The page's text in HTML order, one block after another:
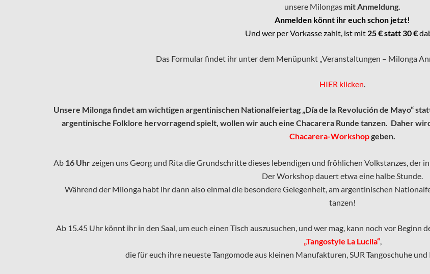
unsere Milongas mit Anmeldung.
Anmelden könnt ihr euch schon jetzt!
Und wer per Vorkasse zahlt, ist mit 25 € statt 30 €
Das Formular findet ihr unter dem Menüpunkt „Veranstaltungen – Milonga
HIER klicken
Unsere Milonga findet am wichtigen argentinischen Nationalfeiertag „Día de la Revolución de Mayo“
argentinische Folklore hervorragend spielt, wollen wir auch eine Chacarera Runde tanzen. Daher
Chacarera-Workshopgeben.
Ab 16 Uhrzeigen uns Georg und Rita die Grundschritte dieses lebendigen und fröhlichen Volkstanzes, der
Der Workshop dauert etwa eine halbe Stunde.
Während der Milonga habt ihr dann also einmal die besondere Gelegenheit, am argentinischen
tanzen!
Ab 15.45 Uhr könnt ihr in den Saal, um euch einen Tisch auszusuchen, und wer mag, kann noch vor
„Tangostyle La Lucila“,
die für euch ihre neueste Tangomode aus kleinen Manufakturen, SUR Tangoschuhe